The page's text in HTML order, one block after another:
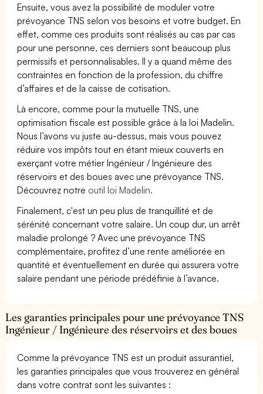
Ensuite, vous avez la possibilité de moduler votre
prévoyance TNS selon vos besoins et votre budget. En
effet, comme ces produits sont réalisés au cas par cas
pour une personne, ces derniers sont beaucoup plus
permissifs et personnalisables. Il y a quand même des
contraintes en fonction de la profession, du chiffre
d’affaires et de la caisse de cotisation.
Là encore, comme pour la mutuelle TNS, une
optimisation fiscale est possible grâce à la loi Madelin.
Nous l’avons vu juste au-dessus, mais vous pouvez
réduire vos impôts tout en étant mieux couverts en
exerçant votre métier Ingénieur / Ingénieure des
réservoirs et des boues avec une prévoyance TNS.
Découvrez notre outil loi Madelin.
Finalement, c'est un peu plus de tranquillité et de
sérénité concernant votre salaire. Un coup dur, un arrêt
maladie prolongé ? Avec une prévoyance TNS
complémentaire, profitez d’une rente améliorée en
quantité et éventuellement en durée qui assurera votre
salaire pendant une période prédéfinie à l’avance.
Les garanties principales pour une prévoyance TNS
Ingénieur / Ingénieure des réservoirs et des boues
Comme la prévoyance TNS est un produit assurantiel,
les garanties principales que vous trouverez en général
dans votre contrat sont les suivantes :